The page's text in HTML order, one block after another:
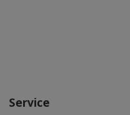
Service